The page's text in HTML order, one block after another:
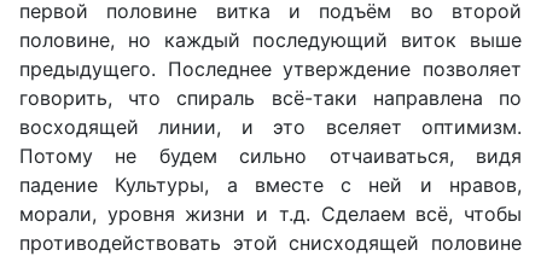
первой половине витка и подъём во второй
половине, но каждый последующий виток выше
предыдущего. Последнее утверждение позволяет
говорить, что спираль всё-таки направлена по
восходящей линии, и это вселяет оптимизм.
Потому не будем сильно отчаиваться, видя
падение Культуры, а вместе с ней и нравов,
морали, уровня жизни и т.д. Сделаем всё, чтобы
противодействовать этой снисходящей половине